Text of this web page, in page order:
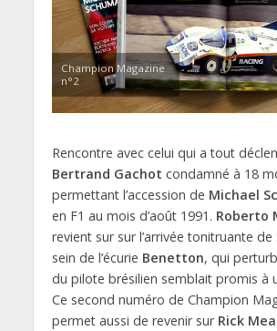
Champion Magazine
n°2
Rencontre avec celui qui a tout
Bertrand Gachot condamné à 18
permettant l’accession de Michael
en F1 au mois d’août 1991. Roberto
revient sur sur l’arrivée tonitruante de
sein de l’écurie Benetton, qui
du pilote brésilien semblait promis à
Ce second numéro de Champion
permet aussi de revenir sur Rick